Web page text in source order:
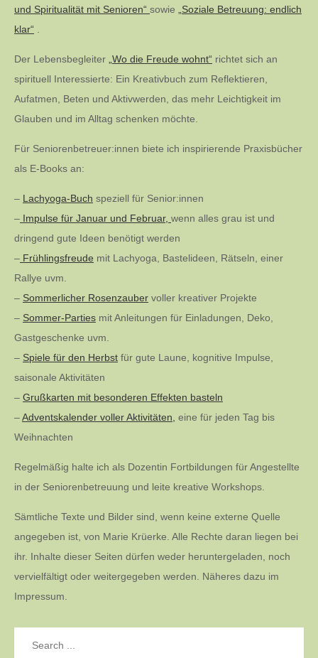
und Spiritualität mit Senioren“ sowie
„Soziale Betreuung: endlich
klar“
Der Lebensbegleiter „Wo die Freude wohnt“ richtet sich an
spirituell Interessierte: Ein Kreativbuch zum Reflektieren,
Aufatmen, Beten und Aktivwerden, das mehr Leichtigkeit im
Glauben und im Alltag schenken möchte.
Für Seniorenbetreuer:innen biete ich inspirierende Praxisbücher
als E-Books an:
– Lachyoga-Buch speziell für Senior:innen
– Impulse für Januar und Februar, wenn alles grau ist und
dringend gute Ideen benötigt werden
– Frühlingsfreude mit Lachyoga, Bastelideen, Rätseln, einer
Rallye uvm.
– Sommerlicher Rosenzauber voller kreativer Projekte
– Sommer-Parties mit Anleitungen für Einladungen, Deko,
Gastgeschenke uvm.
– Spiele für den Herbst für gute Laune, kognitive Impulse,
saisonale Aktivitäten
– Grußkarten mit besonderen Effekten basteln
–Adventskalender voller Aktivitäten, eine für jeden Tag bis
Weihnachten
Regelmäßig halte ich als Dozentin Fortbildungen für Angestellte
in der Seniorenbetreuung und leite kreative Workshops.
Sämtliche Texte und Bilder sind, wenn keine externe Quelle
angegeben ist, von Marie Krüerke. Alle Rechte daran liegen bei
ihr. Inhalte dieser Seiten dürfen weder heruntergeladen, noch
vervielfältigt oder weitergegeben werden. Näheres dazu im
Impressum.